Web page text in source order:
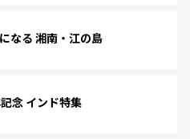
なる 湘南・江の島
念 インド特集